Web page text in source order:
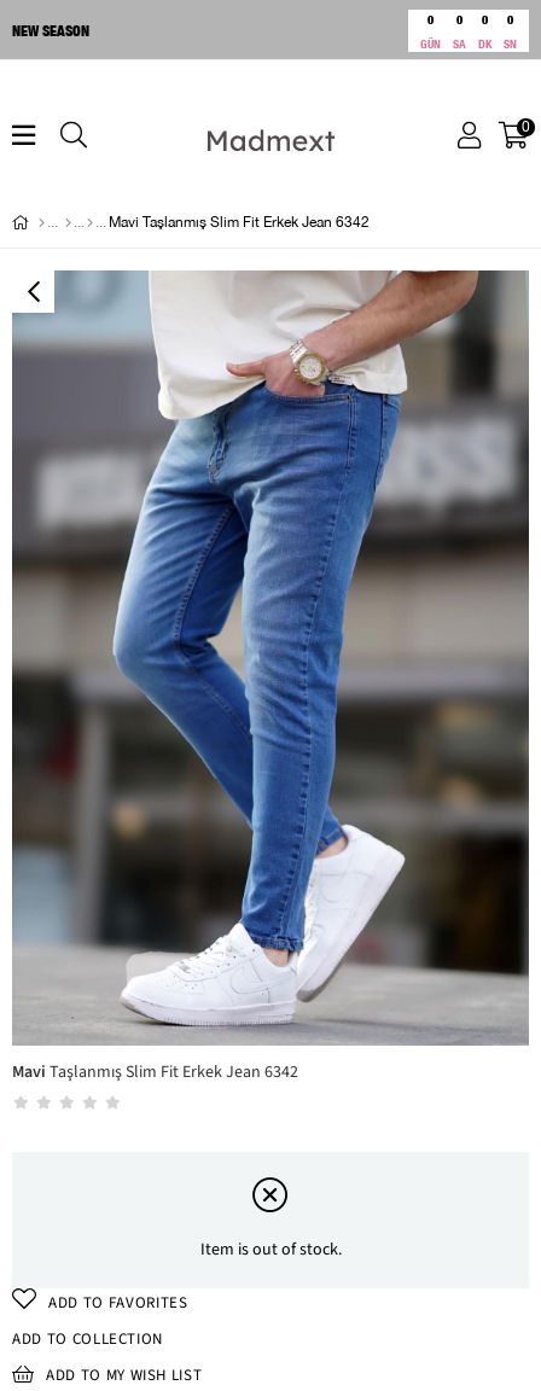
NEW SEASON
0
GÜN
0
SA
0
DK
0
SN
0
Mavi Taşlanmış Slim Fit Erkek Jean 6342
Mavi Taşlanmış Slim Fit Erkek Jean 6342
Item is out of stock.
ADD TO FAVORITES
ADD TO COLLECTION
ADD TO MY WISH LIST